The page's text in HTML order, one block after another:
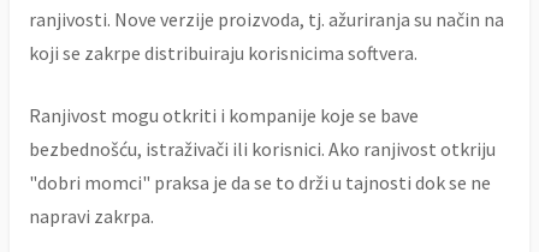
ranjivosti. Nove verzije proizvoda, tj. ažuriranja su način na
koji se zakrpe distribuiraju korisnicima softvera.
Ranjivost mogu otkriti i kompanije koje se bave
bezbednošću, istraživači ili korisnici. Ako ranjivost otkriju
"dobri momci" praksa je da se to drži u tajnosti dok se ne
napravi zakrpa.